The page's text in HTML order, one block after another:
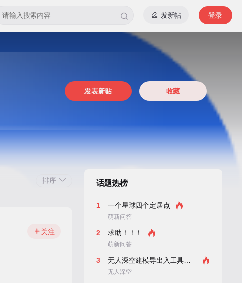
发新帖 登录
发表新贴 收藏
排序
关注
话题热榜
1 一个星球四个定居点
萌新问答
2 求助！！！
萌新问答
3
无人深空